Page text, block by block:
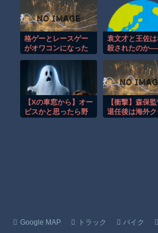
【動画】両方馬鹿（笑）ミニストッ
【動画】地震発生時の熊本総合病院
【動画】野菜売りのおじさんにドロ
【朗報】大人気漫画「GANTZ」が
まだ墓石があるだけマシと見るべき
【動画】新型のさすまた、限界突破ｗ
格ゲーとレースゲー
がオワコンになった
袁文才と王佐
殺されたのか
匪」の末路
【Xの車窓から】オー
ビスかと思ったら野
【衝撃】森保監
退任後は海外
Google MAP トラック バイク